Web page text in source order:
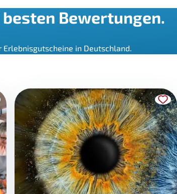
Bewertungen.
in Deutschland.